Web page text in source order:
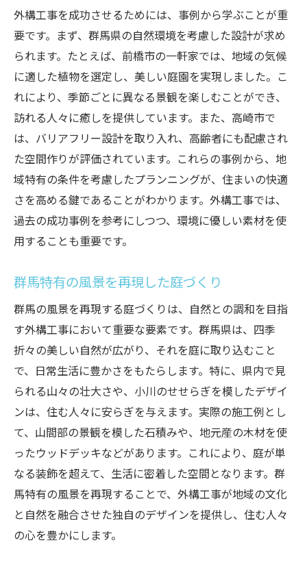
外構工事を成功させるためには、事例から学ぶことが重
要です。まず、群馬県の自然環境を考慮した設計が求め
られます。たとえば、前橋市の一軒家では、地域の気候
に適した植物を選定し、美しい庭園を実現しました。こ
れにより、季節ごとに異なる景観を楽しむことができ、
訪れる人々に癒しを提供しています。また、高崎市で
は、バリアフリー設計を取り入れ、高齢者にも配慮され
た空間作りが評価されています。これらの事例から、地
域特有の条件を考慮したプランニングが、住まいの快適
さを高める鍵であることがわかります。外構工事では、
過去の成功事例を参考にしつつ、環境に優しい素材を使
用することも重要です。
群馬特有の風景を再現した庭づくり
群馬の風景を再現する庭づくりは、自然との調和を目指
す外構工事において重要な要素です。群馬県は、四季
折々の美しい自然が広がり、それを庭に取り込むこと
で、日常生活に豊かさをもたらします。特に、県内で見
られる山々の壮大さや、小川のせせらぎを模したデザイ
ンは、住む人々に安らぎを与えます。実際の施工例とし
て、山間部の景観を模した石積みや、地元産の木材を使
ったウッドデッキなどがあります。これにより、庭が単
なる装飾を超えて、生活に密着した空間となります。群
馬特有の風景を再現することで、外構工事が地域の文化
と自然を融合させた独自のデザインを提供し、住む人々
の心を豊かにします。